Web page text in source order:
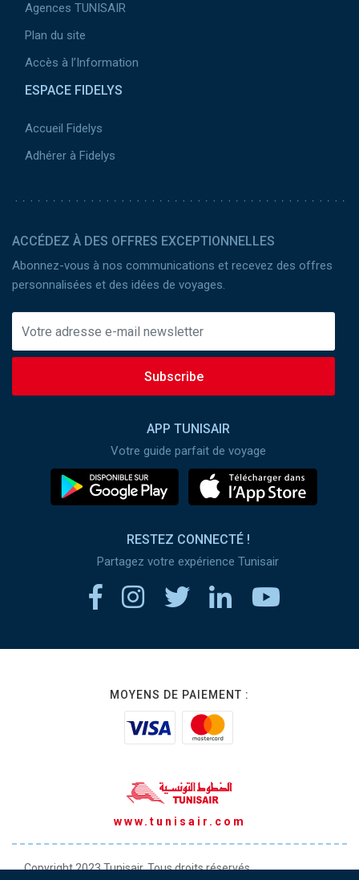
Agences TUNISAIR
Plan du site
Accès à l’Information
ESPACE FIDELYS
Accueil Fidelys
Adhérer à Fidelys
ACCÉDEZ À DES OFFRES EXCEPTIONNELLES
Abonnez-vous à nos communications et recevez des offres
personnalisées et des idées de voyages.
Subscribe
APP TUNISAIR
Votre guide parfait de voyage
RESTEZ CONNECTÉ !
Partagez votre expérience Tunisair
MOYENS DE PAIEMENT :
www.tunisair.com
Copyright 2023 Tunisair. Tous droits réservés